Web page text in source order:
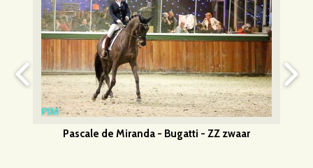
Pascale de Miranda - Bugatti - ZZ zwaar